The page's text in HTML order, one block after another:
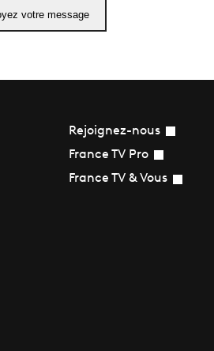
Rejoignez-nous
France TV Pro
France TV & Vous